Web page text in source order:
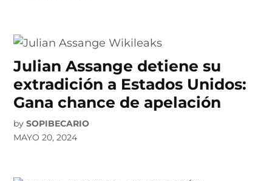
Julian Assange detiene su
extradición a Estados Unidos:
Gana chance de apelación
by SOPIBECARIO
MAYO 20, 2024